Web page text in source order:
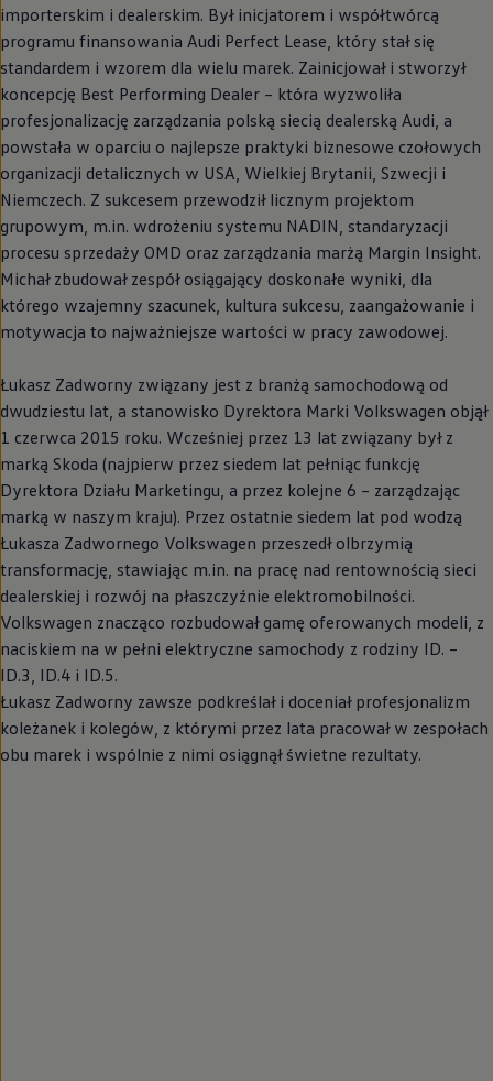
importerskim i dealerskim. Był inicjatorem i współtwórcą
programu finansowania Audi Perfect Lease, który stał się
standardem i wzorem dla wielu marek. Zainicjował i stworzył
koncepcję Best Performing Dealer – która wyzwoliła
profesjonalizację zarządzania polską siecią dealerską Audi, a
powstała w oparciu o najlepsze praktyki biznesowe czołowych
organizacji detalicznych w USA, Wielkiej Brytanii, Szwecji i
Niemczech. Z sukcesem przewodził licznym projektom
grupowym, m.in. wdrożeniu systemu NADIN, standaryzacji
procesu sprzedaży OMD oraz zarządzania marżą Margin Insight.
Michał zbudował zespół osiągający doskonałe wyniki, dla
którego wzajemny szacunek, kultura sukcesu, zaangażowanie i
motywacja to najważniejsze wartości w pracy zawodowej.
Łukasz Zadworny związany jest z branżą samochodową od
dwudziestu lat, a stanowisko Dyrektora Marki Volkswagen objął
1 czerwca 2015 roku. Wcześniej przez 13 lat związany był z
marką Skoda (najpierw przez siedem lat pełniąc funkcję
Dyrektora Działu Marketingu, a przez kolejne 6 – zarządzając
marką w naszym kraju). Przez ostatnie siedem lat pod wodzą
Łukasza Zadwornego Volkswagen przeszedł olbrzymią
transformację, stawiając m.in. na pracę nad rentownością sieci
dealerskiej i rozwój na płaszczyźnie elektromobilności.
Volkswagen znacząco rozbudował gamę oferowanych modeli, z
naciskiem na w pełni elektryczne samochody z rodziny ID. –
ID.3, ID.4 i ID.5.
Łukasz Zadworny zawsze podkreślał i doceniał profesjonalizm
koleżanek i kolegów, z którymi przez lata pracował w zespołach
obu marek i wspólnie z nimi osiągnął świetne rezultaty.